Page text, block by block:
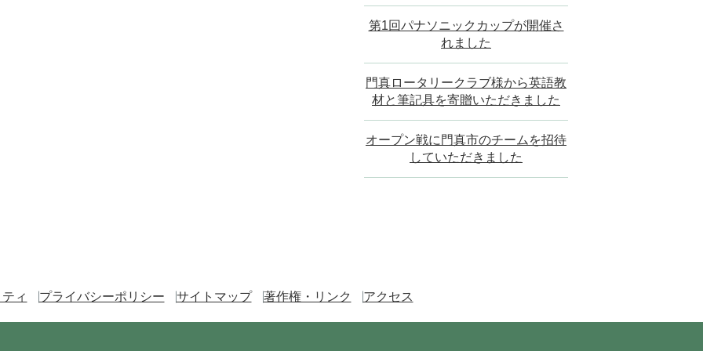
第1回パナソニックカップが開催さ
れました
門真ロータリークラブ様から英語教
材と筆記具を寄贈いただきました
オープン戦に門真市のチームを招待
していただきました
ィ プライバシーポリシー サイトマップ 著作権・リンク アクセス